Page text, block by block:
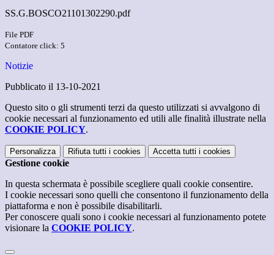
SS.G.BOSCO21101302290.pdf
File PDF
Contatore click: 5
Notizie
Pubblicato il 13-10-2021
Questo sito o gli strumenti terzi da questo utilizzati si avvalgono di
cookie necessari al funzionamento ed utili alle finalità illustrate nella
COOKIE POLICY.
Personalizza Rifiuta tutti i cookies Accetta tutti i cookies
Gestione cookie
In questa schermata è possibile scegliere quali cookie consentire.
I cookie necessari sono quelli che consentono il funzionamento della
piattaforma e non è possibile disabilitarli.
Per conoscere quali sono i cookie necessari al funzionamento potete
visionare la COOKIE POLICY.